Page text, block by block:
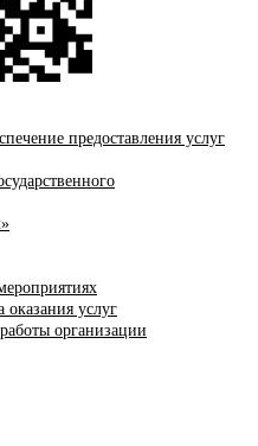
предоставления услуг
оказания услуг
организации